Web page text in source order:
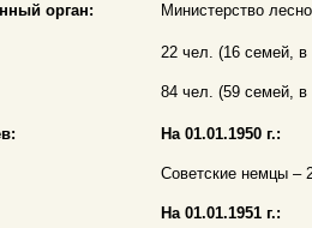
орган: Министерство
22 чел. (16 семей,
84 чел. (59 семей,
На 01.01.1950 г.:
Советские немцы –
На 01.01.1951 г.: